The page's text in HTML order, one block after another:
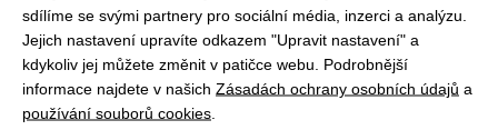
Vše o nákupu
sdílíme se svými partnery pro sociální média, inzerci a analýzu.
Jejich nastavení upravíte odkazem "Upravit nastavení" a
kdykoliv jej můžete změnit v patičce webu. Podrobnější
informace najdete v našich Zásadách ochrany osobních údajů a
používání souborů cookies